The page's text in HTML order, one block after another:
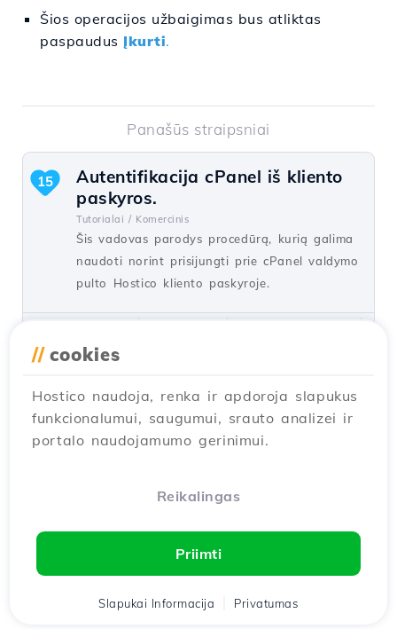
Šios operacijos užbaigimas bus atliktas
paspaudus Įkurti.
Panašūs straipsniai
Autentifikacija cPanel iš kliento
paskyros.
Tutorialai / Komercinis
Šis vadovas parodys procedūrą, kurią galima
naudoti norint prisijungti prie cPanel valdymo
pulto Hostico kliento paskyroje.
15
El. pašto adreso slaptažodžio
keitimas cPanel'e
Tutorialai / cPanel
užtikrintum savo paskyros saugumą.
Peržiūros 1531
// cookies
Hostico naudoja, renka ir apdoroja slapukus
funkcionalumui, saugumui, srauto analizei ir
portalo naudojamumo gerinimui.
Reikalingas
Priimti
Slapukai Informacija Privatumas